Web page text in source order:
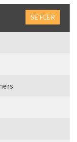
SE FLER